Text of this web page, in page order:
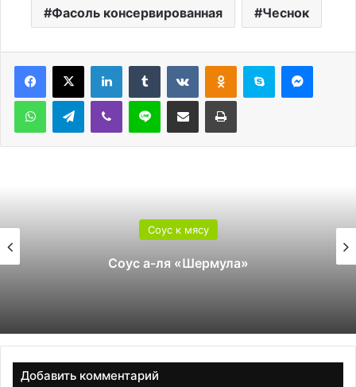
Фасоль консервированная Чеснок
LinkedInTumblr ВконтактеОдноклассники
Skype
WhatsAppTelegramViber Line Поделиться через электронную почту Печатать
Соус к мясу
Соус а-ля «Шермула»
Добавить комментарий